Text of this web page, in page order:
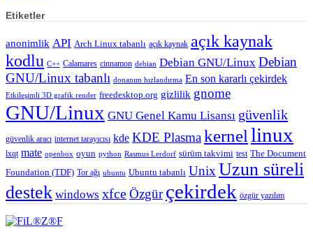
Etiketler
anonimlik API Arch Linux tabanlı açık kaynak açık kaynak
kodlu C++ Calamares cinnamon debian Debian GNU/Linux Debian
GNU/Linux tabanlı donanım hızlandırma En son kararlı çekirdek
Etkileşimli 3D grafik render freedesktop.org gizlilik gnome
GNU/Linux GNU Genel Kamu Lisansı güvenlik
güvenlik aracı internet tarayıcısı kde KDE Plasmakernel linux
lxqt mate openbox oyun python Rasmus Lerdorf sürüm takvimi test The Document
Foundation (TDF) Tor ağı ubuntu Ubuntu tabanlı Unix Uzun süreli
destek windows xfceÖzgür çekirdek özgür yazılım